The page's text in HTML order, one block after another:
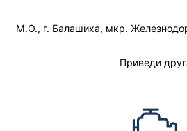
М.О., г. Балашиха, мкр.
Приведи